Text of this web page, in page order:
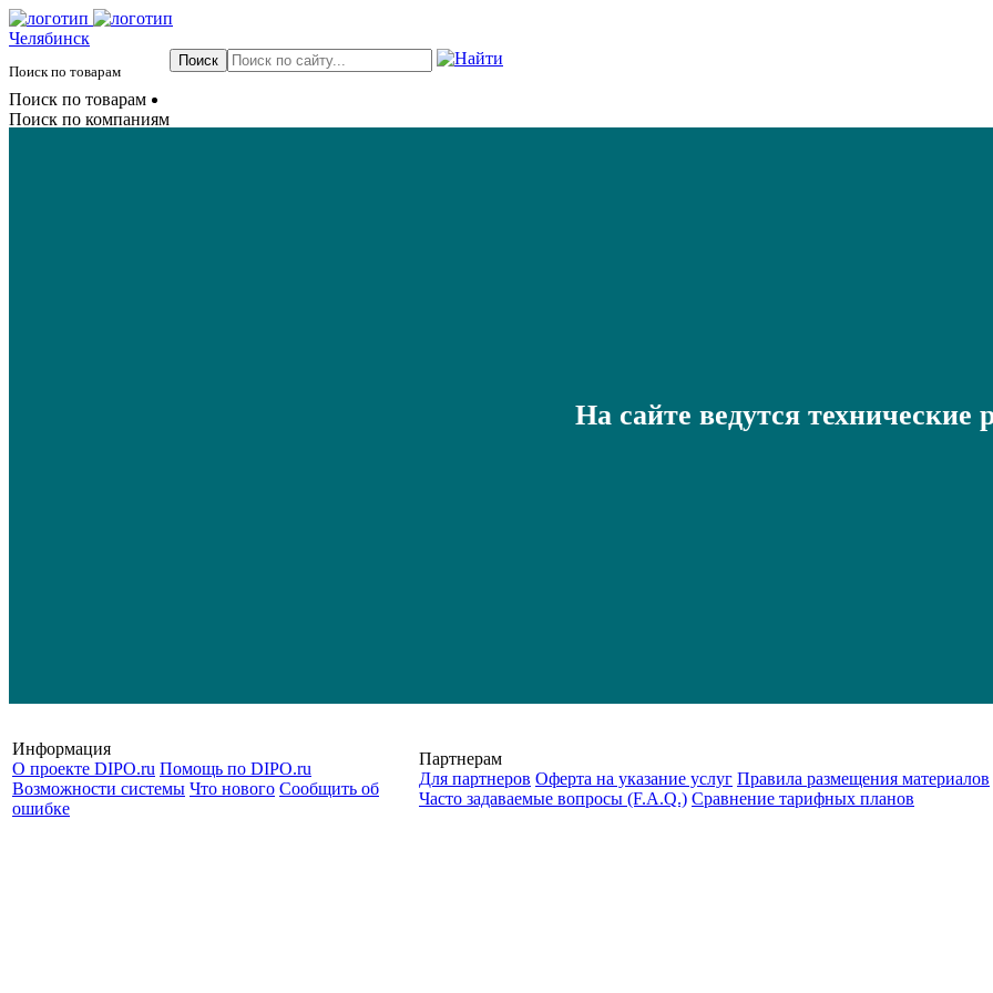
Челябинск
Поиск по товарам
Поиск по товарам
Поиск по компаниям
На сайте ведутся технические
Информация
О проекте DIPO.ru Помощь по DIPO.ru
Возможности системы Что нового Сообщить об
ошибке
Партнерам
Для партнеров Оферта на указание услуг Правила размещения материалов
Часто задаваемые вопросы (F.A.Q.) Cравнение тарифных планов